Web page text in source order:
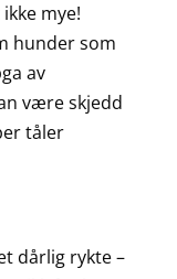
mye!
hunder som
av
være skjedd
tåler
dårlig rykte –